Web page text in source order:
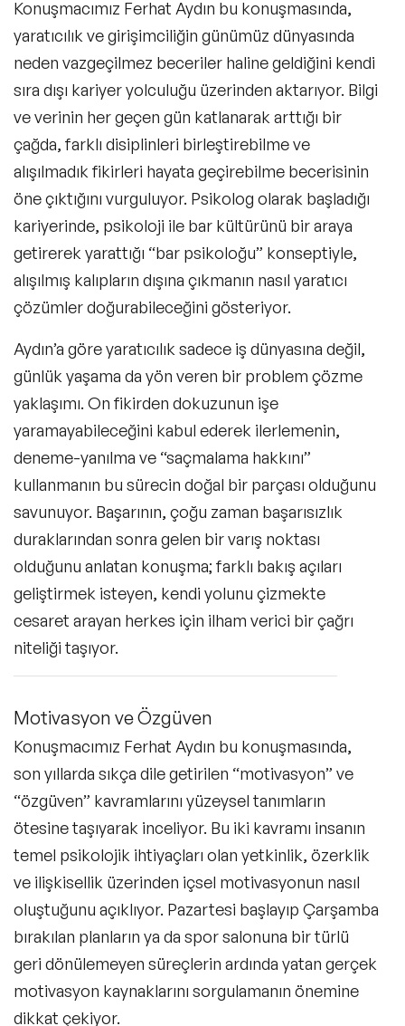
Konuşmacımız Ferhat Aydın bu konuşmasında,
yaratıcılık ve girişimciliğin günümüz dünyasında
neden vazgeçilmez beceriler haline geldiğini kendi
sıra dışı kariyer yolculuğu üzerinden aktarıyor. Bilgi
ve verinin her geçen gün katlanarak arttığı bir
çağda, farklı disiplinleri birleştirebilme ve
alışılmadık fikirleri hayata geçirebilme becerisinin
öne çıktığını vurguluyor. Psikolog olarak başladığı
kariyerinde, psikoloji ile bar kültürünü bir araya
getirerek yarattığı “bar psikoloğu” konseptiyle,
alışılmış kalıpların dışına çıkmanın nasıl yaratıcı
çözümler doğurabileceğini gösteriyor.
Aydın’a göre yaratıcılık sadece iş dünyasına değil,
günlük yaşama da yön veren bir problem çözme
yaklaşımı. On fikirden dokuzunun işe
yaramayabileceğini kabul ederek ilerlemenin,
deneme-yanılma ve “saçmalama hakkını”
kullanmanın bu sürecin doğal bir parçası olduğunu
savunuyor. Başarının, çoğu zaman başarısızlık
duraklarından sonra gelen bir varış noktası
olduğunu anlatan konuşma; farklı bakış açıları
geliştirmek isteyen, kendi yolunu çizmekte
cesaret arayan herkes için ilham verici bir çağrı
niteliği taşıyor.
Motivasyon ve Özgüven
Konuşmacımız Ferhat Aydın bu konuşmasında,
son yıllarda sıkça dile getirilen “motivasyon” ve
“özgüven” kavramlarını yüzeysel tanımların
ötesine taşıyarak inceliyor. Bu iki kavramı insanın
temel psikolojik ihtiyaçları olan yetkinlik, özerklik
ve ilişkisellik üzerinden içsel motivasyonun nasıl
oluştuğunu açıklıyor. Pazartesi başlayıp Çarşamba
bırakılan planların ya da spor salonuna bir türlü
geri dönülemeyen süreçlerin ardında yatan gerçek
motivasyon kaynaklarını sorgulamanın önemine
dikkat çekiyor.